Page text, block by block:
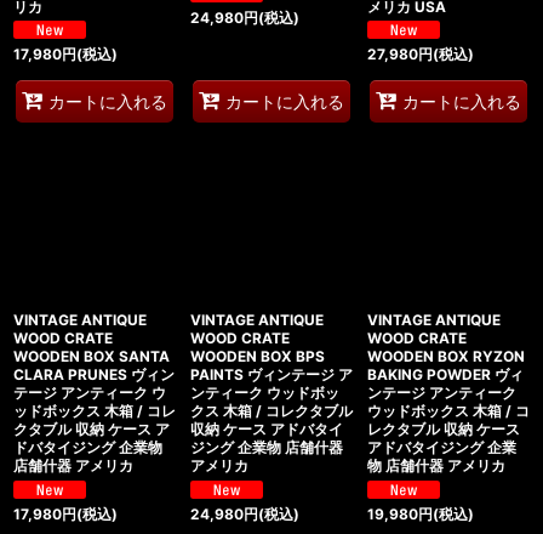
リカ
17,980円(税込)
カートに入れる
24,980円(税込)
カートに入れる
メリカ USA
27,980円(税込)
カートに入れる
VINTAGE ANTIQUE
WOOD CRATE
WOODEN BOX SANTA
CLARA PRUNES ヴィン
テージ アンティーク ウ
ッドボックス 木箱 / コレ
クタブル 収納 ケース ア
ドバタイジング 企業物
店舗什器 アメリカ
17,980円(税込)
VINTAGE ANTIQUE
WOOD CRATE
WOODEN BOX BPS
PAINTS ヴィンテージ ア
ンティーク ウッドボッ
クス 木箱 / コレクタブル
収納 ケース アドバタイ
ジング 企業物 店舗什器
アメリカ
24,980円(税込)
VINTAGE ANTIQUE
WOOD CRATE
WOODEN BOX RYZON
BAKING POWDER ヴィ
ンテージ アンティーク
ウッドボックス 木箱 / コ
レクタブル 収納 ケース
アドバタイジング 企業
物 店舗什器 アメリカ
19,980円(税込)